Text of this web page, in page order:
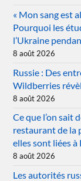
« Mon sang est
Pourquoi les
l’Ukraine
8 août 2026
Russie : Des
Wildberries
8 août 2026
Ce que l’on sait
restaurant de la
elles sont liées à
8 août 2026
Les autorités